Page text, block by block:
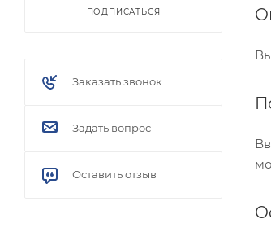
ПОДПИСАТЬСЯ
Заказать звонок
Задать вопрос
Оставить отзыв